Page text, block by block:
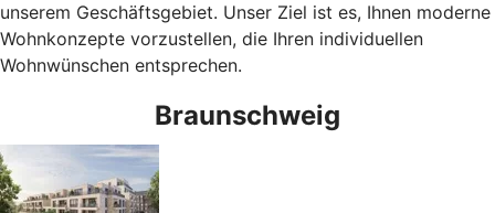
unserem Geschäftsgebiet. Unser Ziel ist es, Ihnen moderne
Wohnkonzepte vorzustellen, die Ihren individuellen
Wohnwünschen entsprechen.
Braunschweig